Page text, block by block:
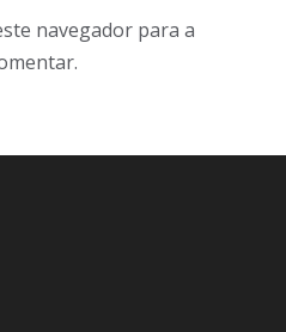
navegador para a